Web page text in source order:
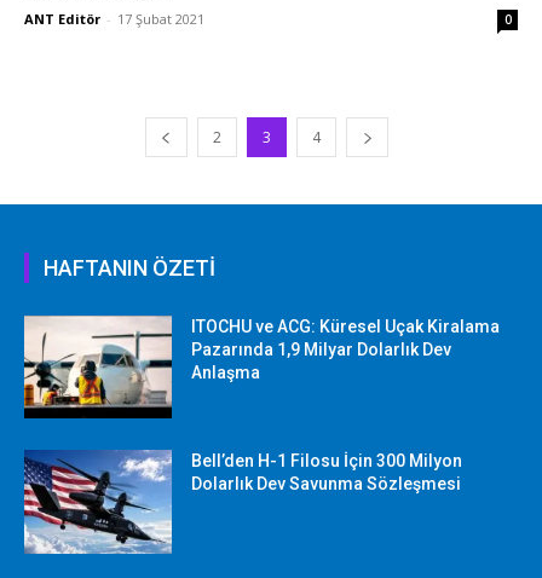
ANT Editör - 17 Şubat 2021 0
2 3 4
HAFTANIN ÖZETİ
ITOCHU ve ACG: Küresel Uçak Kiralama
Pazarında 1,9 Milyar Dolarlık Dev
Anlaşma
Bell’den H-1 Filosu İçin 300 Milyon
Dolarlık Dev Savunma Sözleşmesi